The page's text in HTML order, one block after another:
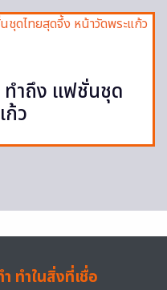
ำถึง แฟชั่นชุด
ก้ว
ทำในสิ่งที่เชื่อ